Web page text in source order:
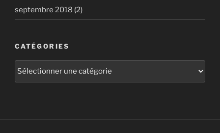
septembre 2018 (2)
CATÉGORIES
Catégories